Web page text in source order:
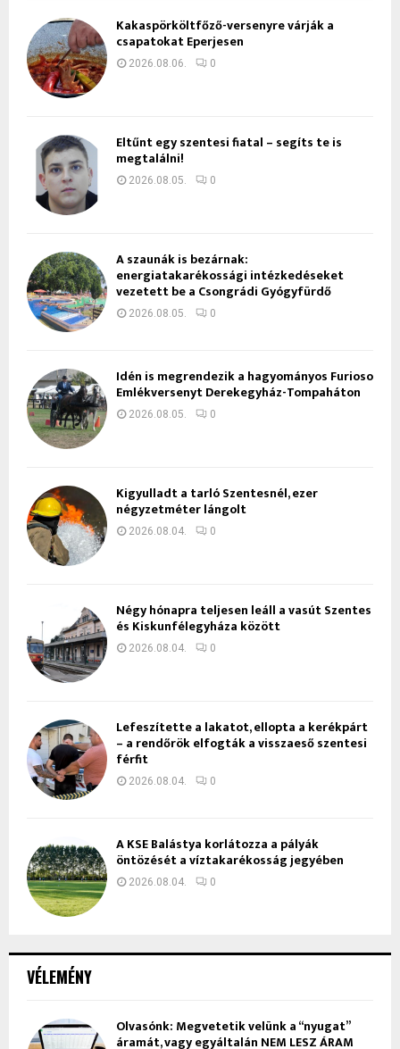
VÉLEMÉNY
Olvasónk: Megvetetik velünk a “nyugat”
áramát, vagy egyáltalán NEM LESZ ÁRAM
Kakaspörköltfőző-versenyre várják a
csapatokat Eperjesen
2026.08.06. 0
Eltűnt egy szentesi fiatal – segíts te is
megtalálni!
2026.08.05. 0
A szaunák is bezárnak:
energiatakarékossági intézkedéseket
vezetett be a Csongrádi Gyógyfürdő
2026.08.05. 0
Idén is megrendezik a hagyományos Furioso
Emlékversenyt Derekegyház-Tompaháton
2026.08.05. 0
Kigyulladt a tarló Szentesnél, ezer
négyzetméter lángolt
2026.08.04. 0
Négy hónapra teljesen leáll a vasút Szentes
és Kiskunfélegyháza között
2026.08.04. 0
Lefeszítette a lakatot, ellopta a kerékpárt
– a rendőrök elfogták a visszaeső szentesi
férfit
2026.08.04. 0
A KSE Balástya korlátozza a pályák
öntözését a víztakarékosság jegyében
2026.08.04. 0